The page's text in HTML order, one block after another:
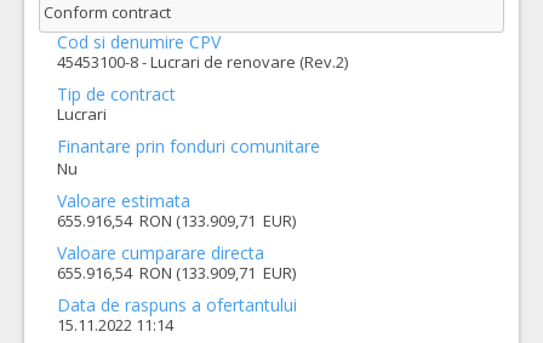
Conform contract
Cod si denumire CPV
45453100-8 - Lucrari de renovare (Rev.2)
Tip de contract
Lucrari
Finantare prin fonduri comunitare
Nu
Valoare estimata
655.916,54 RON (133.909,71 EUR)
Valoare cumparare directa
655.916,54 RON (133.909,71 EUR)
Data de raspuns a ofertantului
15.11.2022 11:14